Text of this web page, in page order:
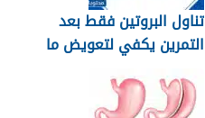
تناول البروتين فقط بعد
التمرين يكفي لتعويض ما
البدني